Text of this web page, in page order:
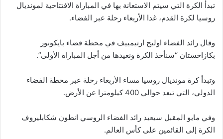
تبدأ الكرة التي سيتم الاستعانة بها في المباراة الافتتاحية لمونديال
روسيا لكرة القدم، غدا الأربعاء رحلة عبر الفضاء.
وقال رائد الفضاء اوليج ارتيمييف في محطة فضاء بايكونور
بكازاخستان “سنأخذ الكرة ونعيدها من أجل المباراة الأولى”.
وتبدأ كرة مونديال روسيا مساء الأربعاء رحلة عبر محطة الفضاء
الدولي، التي تبعد حوالي 400 كيلومترا عن الأرض.
وفي مايو المقبل سيعيد رائد الفضاء الروسي انطون شكابليروف
الكرة إلى القائمين على كأس العالم.